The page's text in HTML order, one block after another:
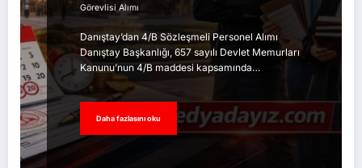
Görevlisi Alımı
Danıştay’dan 4/B Sözleşmeli Personel Alımı
Danıştay Başkanlığı, 657 sayılı Devlet Memurları
Kanunu’nun 4/B maddesi kapsamında…
Daha fazlasını oku